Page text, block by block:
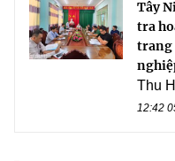
Tây
tra
trang
Thu
12:42